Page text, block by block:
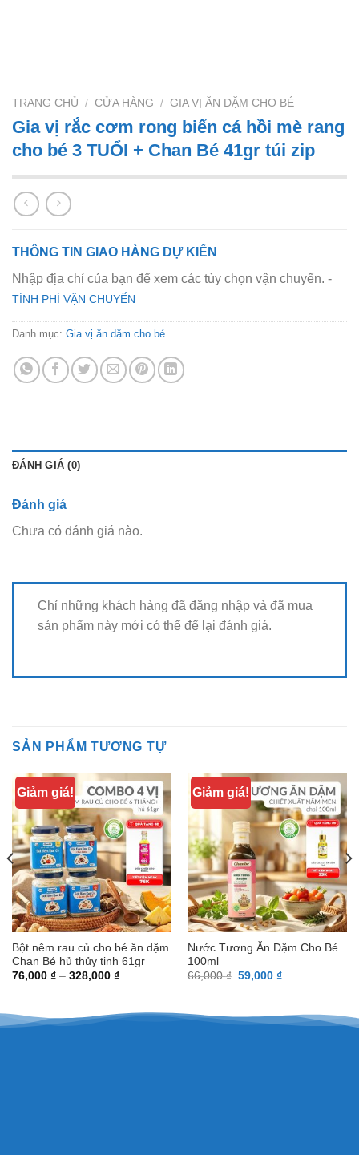
TRANG CHỦ / CỬA HÀNG / GIA VỊ ĂN DẶM CHO BÉ
Gia vị rắc cơm rong biển cá hồi mè rang
cho bé 3 TUỔI + Chan Bé 41gr túi zip
THÔNG TIN GIAO HÀNG DỰ KIẾN
Nhập địa chỉ của bạn để xem các tùy chọn vận chuyển. -
TÍNH PHÍ VẬN CHUYỂN
Danh mục: Gia vị ăn dặm cho bé
ĐÁNH GIÁ (0)
Đánh giá
Chưa có đánh giá nào.
Chỉ những khách hàng đã đăng nhập và đã mua
sản phẩm này mới có thể để lại đánh giá.
SẢN PHẨM TƯƠNG TỰ
Giảm giá!
Bột nêm rau củ cho bé ăn dặm
Chan Bé hủ thủy tinh 61gr
76,000 ₫ – 328,000 ₫Khoảng
đến
Giảm giá!
Nước Tương Ăn Dặm Cho Bé
100ml
66,000₫ Giá
59,000 ₫Giá
59,000 ₫.